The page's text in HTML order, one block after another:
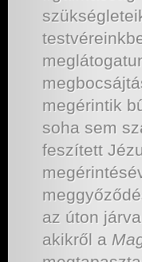
megérintik
soha sem
feszített
az úton
akikről a